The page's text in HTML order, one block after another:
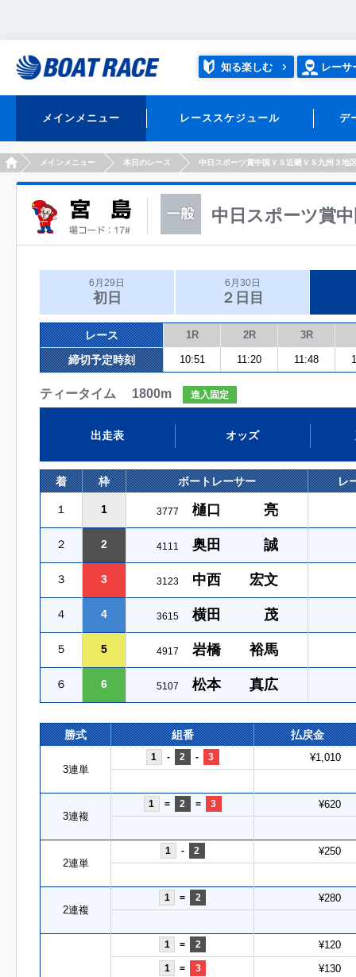
知る楽しむ レーサ
メインメニュー レーススケジュール デ
HOMEメインメニュー 本日のレース 中日スポーツ賞中国ＶＳ近畿ＶＳ九州３地
中日スポーツ賞
6月29日
初日
6月30日
２日目
レース 1R 2R 3R
締切予定時刻 10:51 11:20 11:48
ティータイム 1800m 進入固定
出走表 オッズ
着 枠 ボートレーサー レ
１ 1 3777 樋口 亮
２ 2 4111 奥田 誠
３ 3 3123 中西 宏文
４ 4 3615 横田 茂
５ 5 4917 岩橋 裕馬
６ 6 5107 松本 真広
勝式 組番 払戻金
3連単
1 - 2 - 3 ¥1,010
3連複
1 = 2 = 3 ¥620
2連単
1 - 2 ¥250
2連複
1 = 2 ¥280
1 = 2 ¥120
1 = 3 ¥130